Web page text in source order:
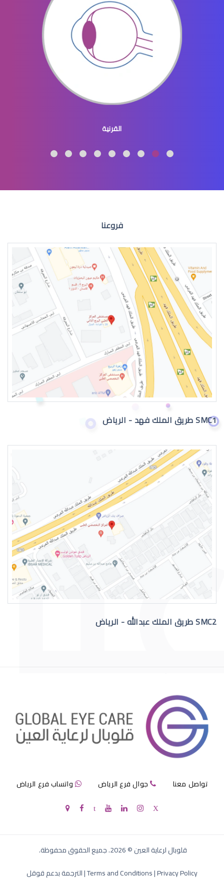
الماء الازرق بالعين
ماء الازرق بالعين
الماء الازرق للعين
اعراض الماء الازرق بالعين
اسباب الماء الازرق بالعين
علاج الماء الازرق بالعين
مرض الماء الازرق بالعين
القرنية
فروعنا
SMC1 طريق الملك فهد - الرياض
SMC2 طريق الملك عبدالله - الرياض
تواصل معنا جوال فرع الرياض واتساب فرع الرياض
قلوبال لرعاية العين©
2026. جميع الحقوق محفوظة.
Terms and Conditions|Privacy Policy
|الترجمة بدعم قوقل